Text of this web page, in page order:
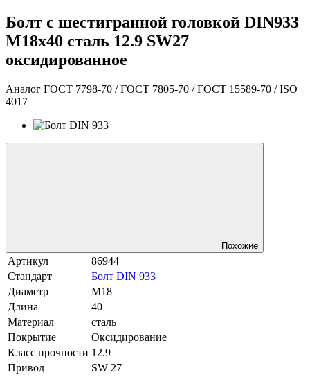
Болт с шестигранной головкой DIN933
М18х40 сталь 12.9 SW27
оксидированное
Аналог ГОСТ 7798-70 / ГОСТ 7805-70 / ГОСТ 15589-70 / ISO
4017
Похожие
Артикул
86944
Стандарт
Болт DIN 933
Диаметр
М18
Длина
40
Материал
сталь
Покрытие
Оксидирование
Класс прочности 12.9
Привод
SW 27